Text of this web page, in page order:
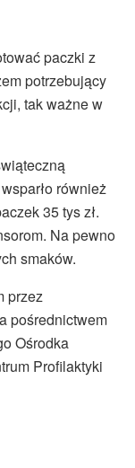
paczki z
potrzebujący
tak ważne w
również
35 tys zł.
Na pewno
smaków.
przez
pośrednictwem
Ośrodka
Profilaktyki